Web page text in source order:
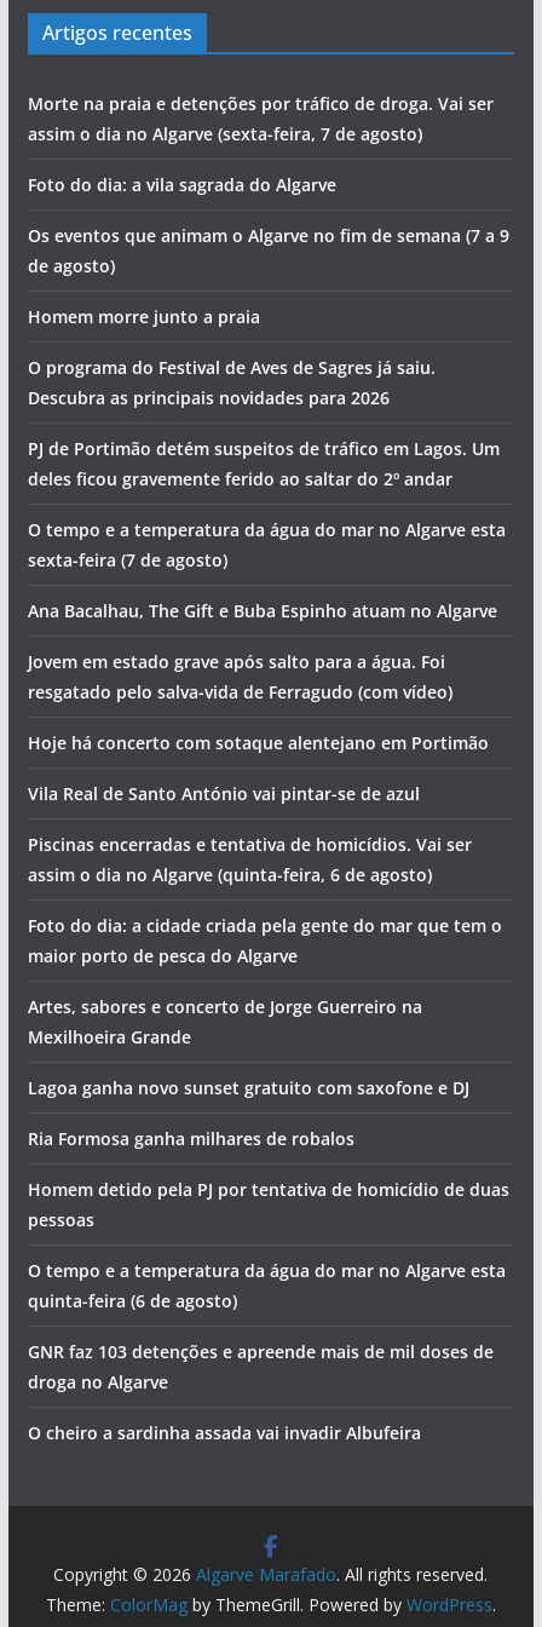
Artigos recentes
Morte na praia e detenções por tráfico de droga. Vai ser
assim o dia no Algarve (sexta-feira, 7 de agosto)
Foto do dia: a vila sagrada do Algarve
Os eventos que animam o Algarve no fim de semana (7 a 9
de agosto)
Homem morre junto a praia
O programa do Festival de Aves de Sagres já saiu.
Descubra as principais novidades para 2026
PJ de Portimão detém suspeitos de tráfico em Lagos. Um
deles ficou gravemente ferido ao saltar do 2º andar
O tempo e a temperatura da água do mar no Algarve esta
sexta-feira (7 de agosto)
Ana Bacalhau, The Gift e Buba Espinho atuam no Algarve
Jovem em estado grave após salto para a água. Foi
resgatado pelo salva-vida de Ferragudo (com vídeo)
Hoje há concerto com sotaque alentejano em Portimão
Vila Real de Santo António vai pintar-se de azul
Piscinas encerradas e tentativa de homicídios. Vai ser
assim o dia no Algarve (quinta-feira, 6 de agosto)
Foto do dia: a cidade criada pela gente do mar que tem o
maior porto de pesca do Algarve
Artes, sabores e concerto de Jorge Guerreiro na
Mexilhoeira Grande
Lagoa ganha novo sunset gratuito com saxofone e DJ
Ria Formosa ganha milhares de robalos
Homem detido pela PJ por tentativa de homicídio de duas
pessoas
O tempo e a temperatura da água do mar no Algarve esta
quinta-feira (6 de agosto)
GNR faz 103 detenções e apreende mais de mil doses de
droga no Algarve
O cheiro a sardinha assada vai invadir Albufeira
Copyright © 2026Algarve Marafado. All rights reserved.
Theme: ColorMagby ThemeGrill. Powered by WordPress.